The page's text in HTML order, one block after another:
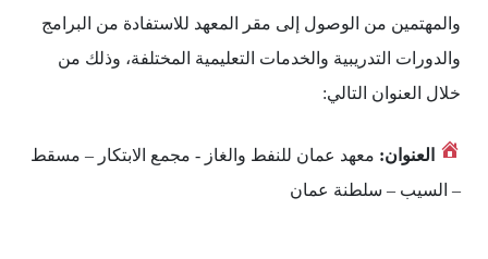
والمهتمين من الوصول إلى مقر المعهد للاستفادة من البرامج
والدورات التدريبية والخدمات التعليمية المختلفة، وذلك من
خلال العنوان التالي:
العنوان: معهد عمان للنفط والغاز - مجمع الابتكار – مسقط
– السيب – سلطنة عمان